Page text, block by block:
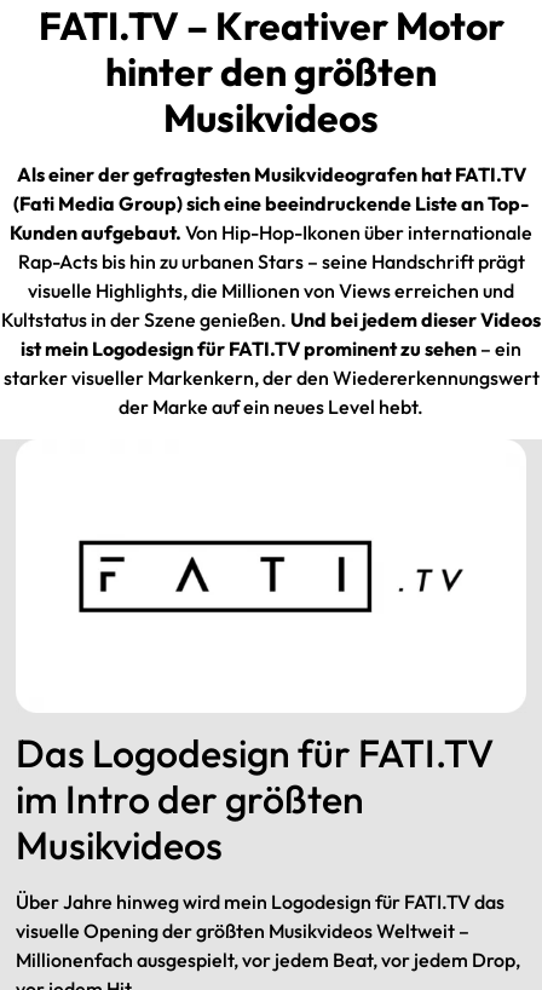
FATI.TV – Kreativer Motor
hinter den größten
Musikvideos
Als einer der gefragtesten Musikvideografen hatFATI.TV
(Fati Media Group)sich eine beeindruckende Liste an Top-
Kunden aufgebaut. Von Hip-Hop-Ikonen über internationale
Rap-Acts bis hin zu urbanen Stars – seine Handschrift prägt
visuelle Highlights, die Millionen von Views erreichen und
Kultstatus in der Szene genießen. Und bei jedem dieser Videos
istmein Logodesign für FATI.TV prominent zu sehen – ein
starker visueller Markenkern, der den Wiedererkennungswert
der Marke auf ein neues Level hebt.
Das Logodesign für FATI.TV
im Intro der größten
Musikvideos
Über Jahre hinweg wird mein Logodesign für FATI.TV das
visuelle Opening der größten Musikvideos Weltweit –
Millionenfach ausgespielt, vor jedem Beat, vor jedem Drop,